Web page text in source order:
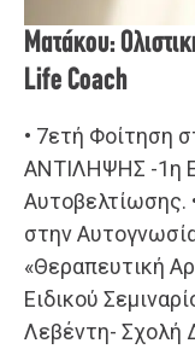
Ματάκου:
Life Coach
• 7ετή Φοίτηση
ΑΝΤΙΛΗΨΗΣ -1η
Αυτοβελτίωσης.
στην
«Θεραπευτική
Ειδικού
Λεβέντη- Σχολή